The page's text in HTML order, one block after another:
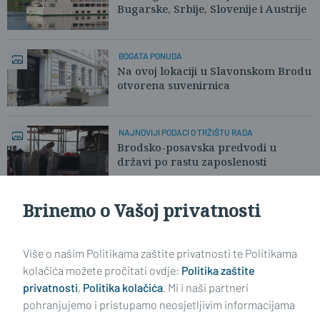
Bugarske, Srbije, Slovenije i Austrije
BOGATA PONUDA
Na ovoj lokaciji u Slavonskom Brodu
otvorena suvenirnica
NAJNOVIJI PODACI O TRŽIŠTU RADA
Brodsko-posavska predvodi u
državi po rastu zaposlenosti
OD DANAS ZNAČAJNI POREMEĆAJI U PROMETU
Najavili privremenu obustavu
VIDI STARIJE ČLANKE
Brinemo o Vašoj privatnosti
Više o našim Politikama zaštite privatnosti te Politikama
kolačića možete pročitati ovdje: Politika zaštite
privatnosti, Politika kolačića. Mi i naši partneri
pohranjujemo i pristupamo neosjetljivim informacijama